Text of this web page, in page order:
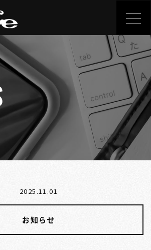
2025.11.01
お知らせ